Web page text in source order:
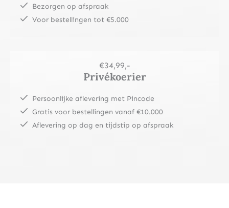
Bezorgen op afspraak
Voor bestellingen tot €5.000
€34,99,-
Privékoerier
Persoonlijke aflevering met Pincode
Gratis voor bestellingen vanaf €10.000
Aflevering op dag en tijdstip op afspraak